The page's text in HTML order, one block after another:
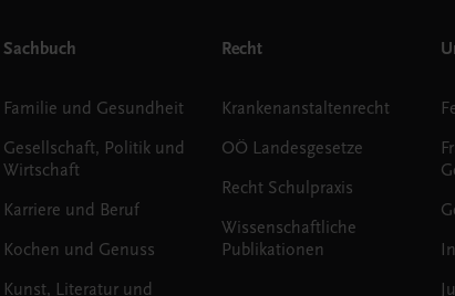
Sachbuch
Familie und Gesundheit
Gesellschaft, Politik und
Wirtschaft
Karriere und Beruf
Kochen und Genuss
Kunst, Literatur und
Recht
Krankenanstaltenrecht
OÖ Landesgesetze
Recht Schulpraxis
Wissenschaftliche
Publikationen